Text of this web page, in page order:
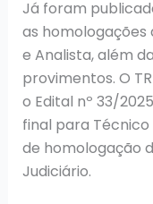
Já foram
as
e Analista, além
provimentos. O
o Edital nº 33/
final para Técnico
de homologação
Judiciário.